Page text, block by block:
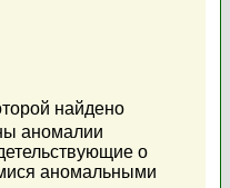
найдено
аномалии
о
аномальными